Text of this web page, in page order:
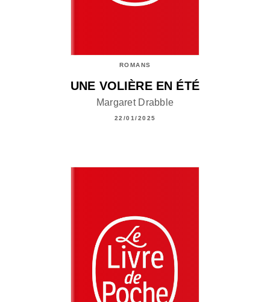
ROMANS
UNE VOLIÈRE EN ÉTÉ
Margaret Drabble
22/01/2025